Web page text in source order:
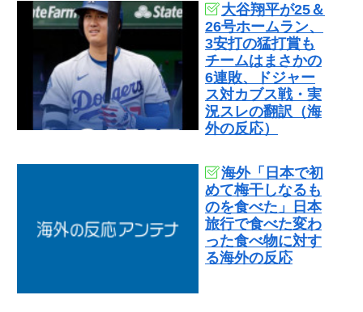
大谷翔平が25＆
26号ホームラン、
3安打の猛打賞も
チームはまさかの
6連敗、ドジャー
ス対カブス戦・実
況スレの翻訳（海
外の反応）
海外「日本で初
めて梅干しなるも
のを食べた」日本
旅行で食べた変わ
った食べ物に対す
る海外の反応